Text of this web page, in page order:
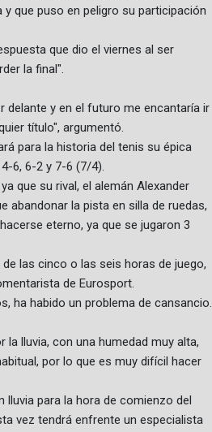
que puso en peligro su participación
que dio el viernes al ser
la final".
delante y en el futuro me encantaría ir
título", argumentó.
para la historia del tenis su épica
6, 6-2 y 7-6 (7/4).
que su rival, el alemán Alexander
abandonar la pista en silla de ruedas,
eterno, ya que se jugaron 3
las cinco o las seis horas de juego,
de Eurosport.
ha habido un problema de cansancio.
lluvia, con una humedad muy alta,
por lo que es muy difícil hacer
para la hora de comienzo del
vez tendrá enfrente un especialista